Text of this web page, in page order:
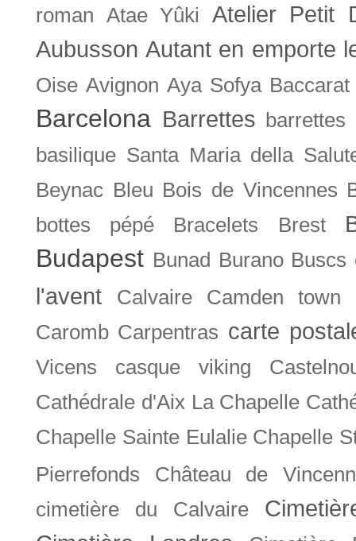
roman Atae Yûki
Atelier Petit
Aubusson Autant en emporte
Oise Avignon Aya Sofya Baccarat
Barcelona Barrettes barrettes
basilique Santa Maria della
Beynac Bleu Bois de Vincennes
bottes pépé
Bracelets Brest
Budapest Bunad Burano Buscs
l'avent Calvaire Camden town
Caromb Carpentras carte
Vicens casque viking
Cathédrale d'Aix La Chapelle
Chapelle Sainte Eulalie Chapelle
Pierrefonds
Château de
cimetière du Calvaire